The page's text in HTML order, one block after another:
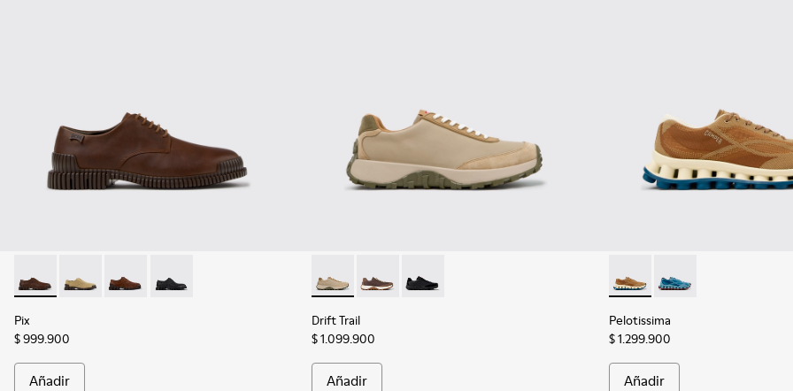
Pix - K101076-010 - Zapatos de piel marrones para hombre.
Pix - K101076-006
Pix - K101076-005
Pix - K101076-001 - Zapatos negros de piel para hombre.
Pix
$ 999.900
Añadir
Drift Trail - K100928-026 - Zapatillas multicolor de piel y nobuk para hombre.
Drift Trail - K100928-020
Drift Trail - K100928-015
Drift Trail
$ 1.099.900
Añadir
Pelotissima - K101109-007
Pelotissima -
Pelotissima
$ 1.299.900
Añadir